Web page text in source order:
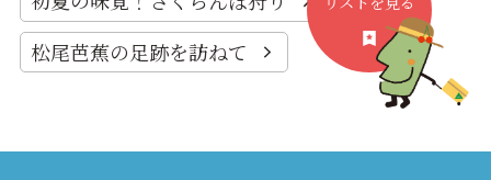
松尾芭蕉の足跡を訪ねて